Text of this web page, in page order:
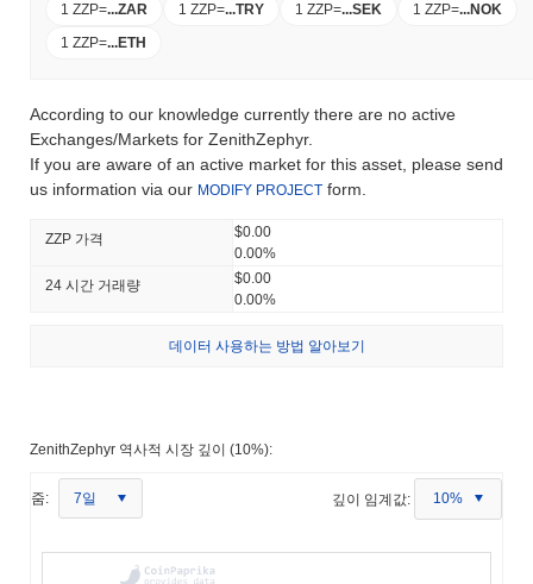
1 ZZP=...ZAR 1 ZZP=...TRY 1 ZZP=...SEK 1 ZZP=...NOK
1 ZZP=...ETH
According to our knowledge currently there are no active
Exchanges/Markets for ZenithZephyr.
If you are aware of an active market for this asset, please send
us information via our MODIFY PROJECT form.
ZZP 가격
$0.00
0.00%
24 시간 거래량
$0.00
0.00%
데이터 사용하는 방법 알아보기
ZenithZephyr 역사적 시장 깊이 (10%):
줌: 7일 깊이 임계값: 10%